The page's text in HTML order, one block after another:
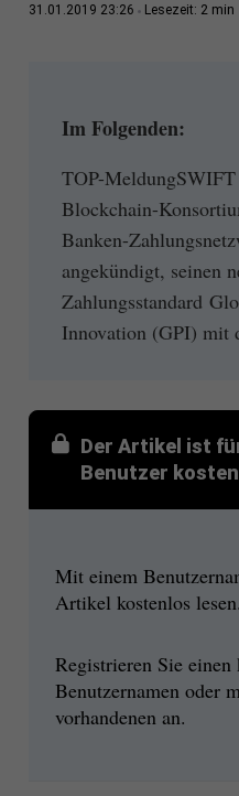
31.01.2019 23:26 Lesezeit: 2 min
Im Folgenden:
TOP-
Blockchain-
Banken-
angekündigt, seinen
Zahlungsstandard
Innovation (GPI) mit
Der Artikel ist
Benutzer
Mit einem
Artikel kostenlos lesen.
Registrieren Sie einen
Benutzernamen oder
vorhandenen an.